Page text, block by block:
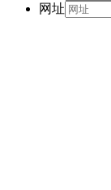
网址